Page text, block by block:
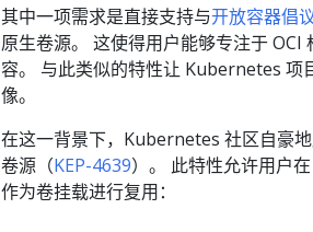
其中一项需求是直接支持与开放容器倡
原生卷源。 这使得用户能够专注于
容。 与此类似的特性让 Kubernetes 项
像。
在这一背景下，Kubernetes 社区自豪
卷源（KEP-4639）。 此特性允许用户
作为卷挂载进行复用：